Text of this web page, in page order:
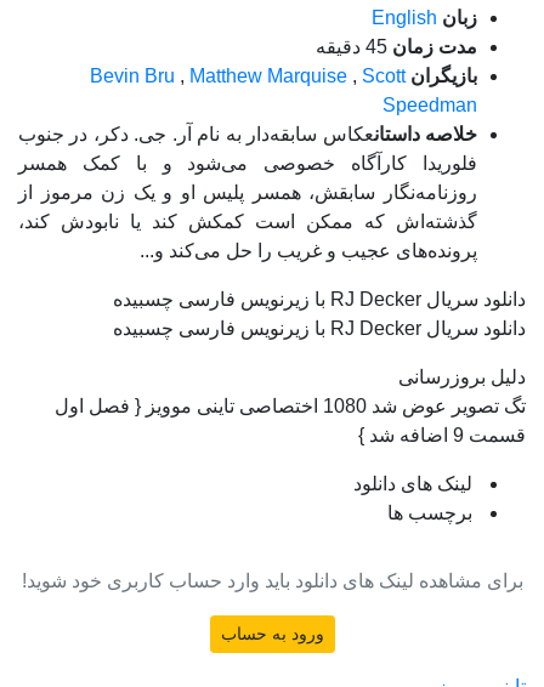
زبان English
مدت زمان 45 دقیقه
بازیگران
Bevin Bru , Matthew Marquise , Scott
Speedman
خلاصه داستانعکاس سابقه‌دار به نام آر. جی. دکر، در جنوب
فلوریدا کارآگاه خصوصی می‌شود و با کمک همسر
روزنامه‌نگار سابقش، همسر پلیس او و یک زن مرموز از
گذشته‌اش که ممکن است کمکش کند یا نابودش کند،
پرونده‌های عجیب و غریب را حل می‌کند و...
دانلود سریال RJ Decker با زیرنویس فارسی چسبیده
دانلود سریال RJ Decker با زیرنویس فارسی چسبیده
دلیل بروزرسانی
تگ تصویر عوض شد 1080 اختصاصی تاینی موویز { فصل اول
قسمت 9 اضافه شد }
لینک های دانلود
برچسب ها
برای مشاهده لینک های دانلود باید وارد حساب کاربری خود شوید!
ورود به حساب